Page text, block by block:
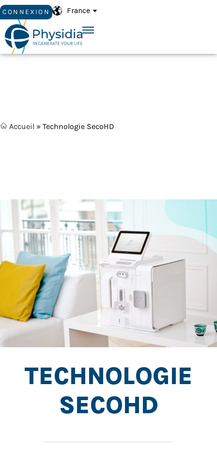
CONNEXION France
Accueil » Technologie SecoHD
TECHNOLOGIE
SECOHD